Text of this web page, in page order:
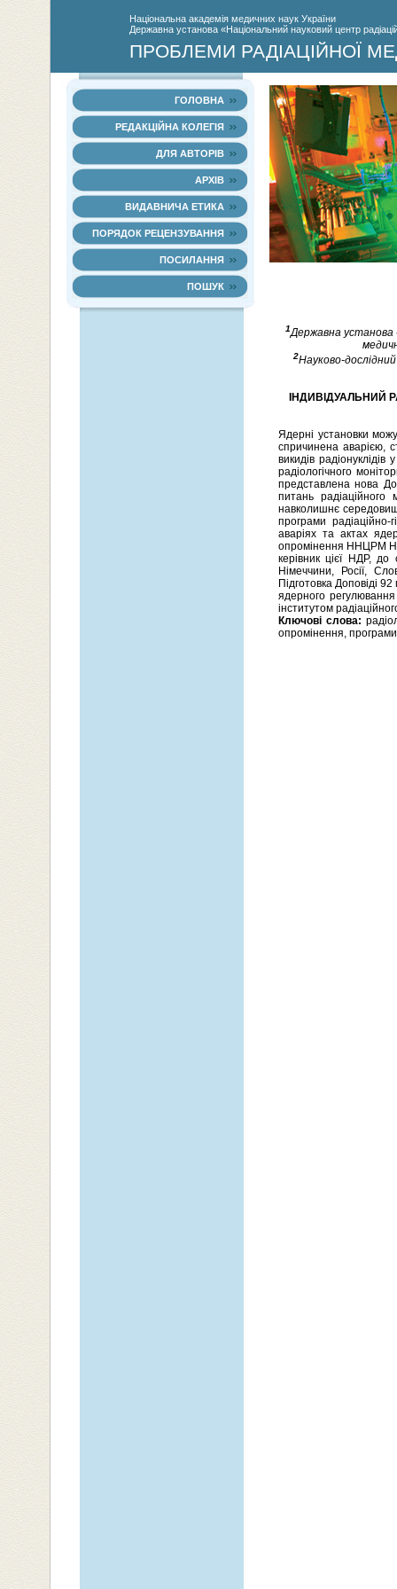
Нацiональна академiя медичних наук України
Державна установа «Національний науковий центр
ПРОБЛЕМИ РАДІАЦІЙНОЇ
ГОЛОВНА
РЕДАКЦІЙНА КОЛЕГІЯ
ДЛЯ АВТОРІВ
АРХІВ
ВИДАВНИЧА ЕТИКА
ПОРЯДОК РЕЦЕНЗУВАННЯ
ПОСИЛАННЯ
ПОШУК
1Державна установа
2Науково-
ІНДИВІДУАЛЬНИЙ
Ядерні установки
спричинена аварією,
викидів
радіологічного
представлена нова
питань радіаційного
навколишнє
програми радіаційно-
аваріях та актах
опромінення ННЦРМ
керівник цієї НДР, до
Німеччини, Росії,
Підготовка Доповіді
ядерного
інститутом
Ключові слова:
опромінення, програми